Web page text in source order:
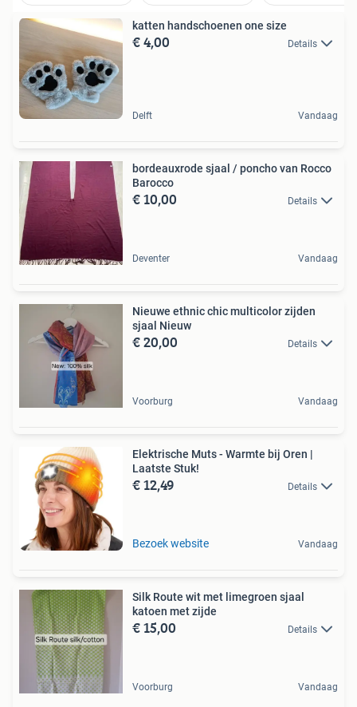
katten handschoenen one size
€ 4,00 Details
Delft Vandaag
bordeauxrode sjaal / poncho van Rocco
Barocco
€ 10,00 Details
Deventer Vandaag
Nieuwe ethnic chic multicolor zijden
sjaal Nieuw
€ 20,00 Details
Voorburg Vandaag
Elektrische Muts - Warmte bij Oren |
Laatste Stuk!
€ 12,49 Details
Bezoek website Vandaag
Silk Route wit met limegroen sjaal
katoen met zijde
€ 15,00 Details
Voorburg Vandaag